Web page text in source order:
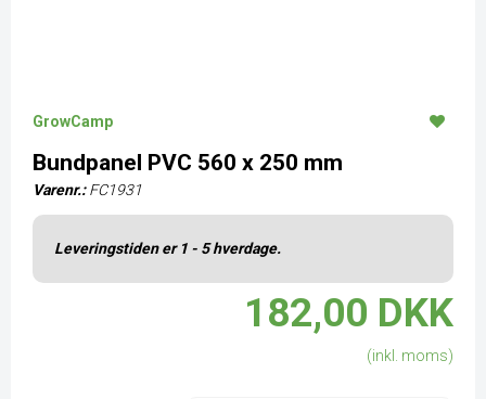
GrowCamp
Bundpanel PVC 560 x 250 mm
Varenr.: FC1931
Leveringstiden er 1 - 5 hverdage.
182,00 DKK
(inkl. moms)